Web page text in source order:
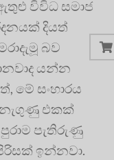
විවිධ සමාජ
දියත්
බව
යන්න
මේ සංහාරය
එකක්
පැතිරුණු
ඉන්නවා.